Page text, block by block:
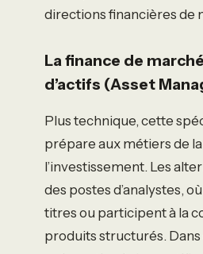
directions financières de
La finance de
d’actifs (Asset
Plus technique, cette
prépare aux métiers de
l’investissement. Les
des postes d’analystes,
titres ou participent à la
produits structurés. Dans